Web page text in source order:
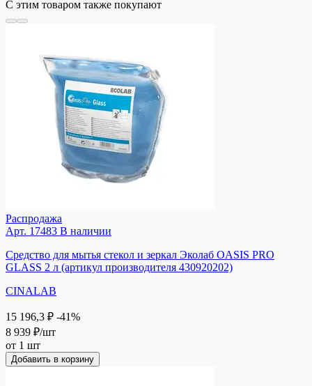
С этим товаром также покупают
Распродажа
Арт. 17483 В наличии
Средство для мытья стекол и зеркал Эколаб OASIS PRO
GLASS 2 л (артикул производителя 430920202)
CINALAB
15 196,3 ₽ -41%
8 939 ₽/шт
от 1 шт
Добавить в корзину